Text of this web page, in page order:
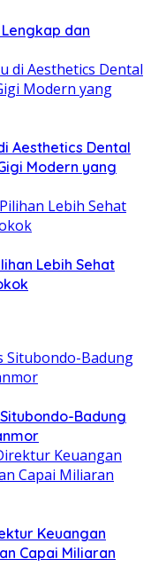
Lengkap dan
Aesthetics Dental
Modern yang
Lebih Sehat
Badung
Keuangan
Capai Miliaran